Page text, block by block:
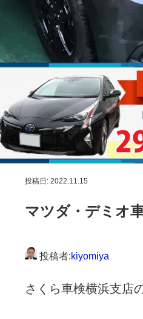
投稿日: 2022.11.15
マツダ・デミオ
投稿者:kiyomiya
さくら車検横浜支店